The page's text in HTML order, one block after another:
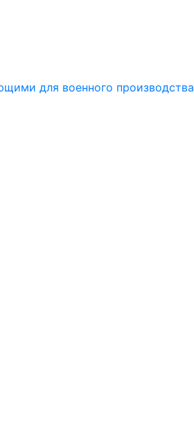
для военного производства